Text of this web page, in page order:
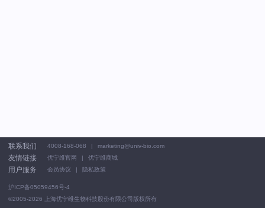
联系我们 4008-168-068 marketing@univ-bio.com
友情链接 优宁维官网 优宁维商城
用户服务 会员协议 隐私政策
沪ICP备05059456号-4
©2005-2026 上海优宁维生物科技股份有限公司版权所有